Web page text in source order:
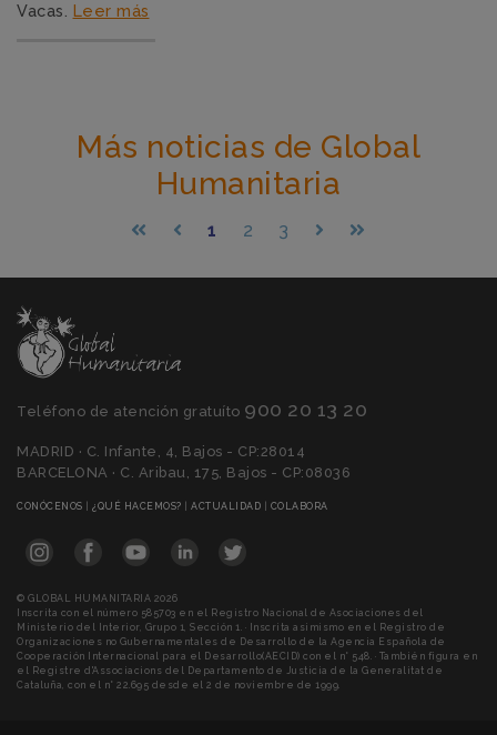
Vacas. Leer más
Más noticias de Global
Humanitaria
1 2 3
Teléfono de atención gratuíto 900 20 13 20
MADRID · C. Infante, 4, Bajos - CP:28014
BARCELONA · C. Aribau, 175, Bajos - CP:08036
CONÓCENOS (CURRENT)
¿QUÉ HACEMOS? (CURRENT)
ACTUALIDAD (CURRENT)
COLABORA
© GLOBAL HUMANITARIA 2026
Inscrita con el número 585703 en el Registro Nacional de Asociaciones del
Ministerio del Interior, Grupo 1, Sección 1. · Inscrita asimismo en el Registro de
Organizaciones no Gubernamentales de Desarrollo de la Agencia Española de
Cooperación Internacional para el Desarrollo(AECID) con el n° 548. · También figura en
el Registre d'Associacions del Departamento de Justicia de la Generalitat de
Cataluña, con el n° 22.695 desde el 2 de noviembre de 1999.